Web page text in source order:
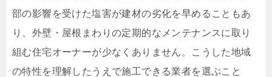
部の影響を受けた塩害が建材の劣化を早めることもあ
り、外壁・屋根まわりの定期的なメンテナンスに取り
組む住宅オーナーが少なくありません。こうした地域
の特性を理解したうえで施工できる業者を選ぶこと